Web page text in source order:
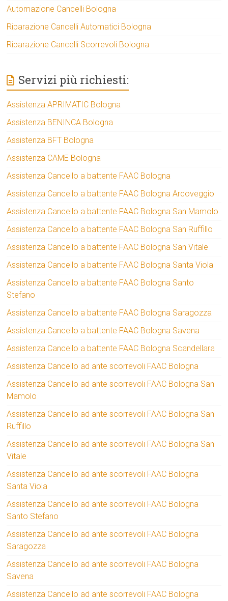
Automazione Cancelli Bologna
Riparazione Cancelli Automatici Bologna
Riparazione Cancelli Scorrevoli Bologna
Servizi più richiesti:
Assistenza APRIMATIC Bologna
Assistenza BENINCA Bologna
Assistenza BFT Bologna
Assistenza CAME Bologna
Assistenza Cancello a battente FAAC Bologna
Assistenza Cancello a battente FAAC Bologna Arcoveggio
Assistenza Cancello a battente FAAC Bologna San Mamolo
Assistenza Cancello a battente FAAC Bologna San Ruffillo
Assistenza Cancello a battente FAAC Bologna San Vitale
Assistenza Cancello a battente FAAC Bologna Santa Viola
Assistenza Cancello a battente FAAC Bologna Santo
Stefano
Assistenza Cancello a battente FAAC Bologna Saragozza
Assistenza Cancello a battente FAAC Bologna Savena
Assistenza Cancello a battente FAAC Bologna Scandellara
Assistenza Cancello ad ante scorrevoli FAAC Bologna
Assistenza Cancello ad ante scorrevoli FAAC Bologna San
Mamolo
Assistenza Cancello ad ante scorrevoli FAAC Bologna San
Ruffillo
Assistenza Cancello ad ante scorrevoli FAAC Bologna San
Vitale
Assistenza Cancello ad ante scorrevoli FAAC Bologna
Santa Viola
Assistenza Cancello ad ante scorrevoli FAAC Bologna
Santo Stefano
Assistenza Cancello ad ante scorrevoli FAAC Bologna
Saragozza
Assistenza Cancello ad ante scorrevoli FAAC Bologna
Savena
Assistenza Cancello ad ante scorrevoli FAAC Bologna